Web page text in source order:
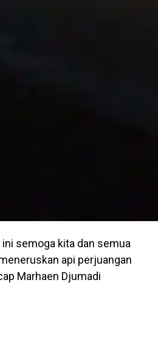
semoga kita dan semua
api perjuangan
Marhaen Djumadi